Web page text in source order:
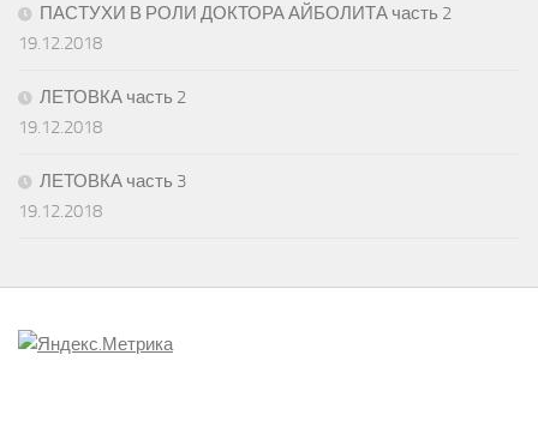
ПАСТУХИ В РОЛИ ДОКТОРА АЙБОЛИТА часть 2
19.12.2018
ЛЕТОВКА часть 2
19.12.2018
ЛЕТОВКА часть 3
19.12.2018